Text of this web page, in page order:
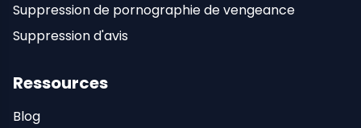
Suppression de pornographie de vengeance
Suppression d'avis
Ressources
Blog